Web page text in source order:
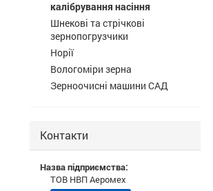
калібрування насіння
Шнекові та стрічкові
зернопогрузчики
Норії
Вологоміри зерна
Зерноочисні машини САД
Контакти
Назва підприємства:
ТОВ НВП Аеромех